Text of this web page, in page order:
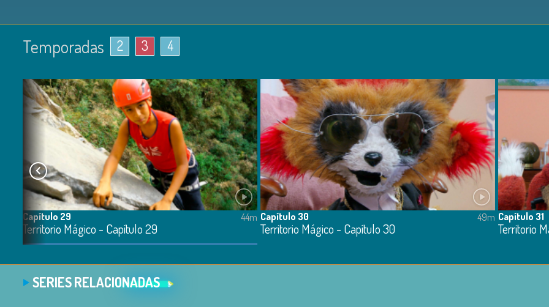
Temporadas 2 3 4
Capítulo 29
Territorio Mágico - Capítulo 29
44m Capítulo 30
Territorio Mágico - Capítulo 30
49m Capítulo 31
Territorio
SERIES RELACIONADAS